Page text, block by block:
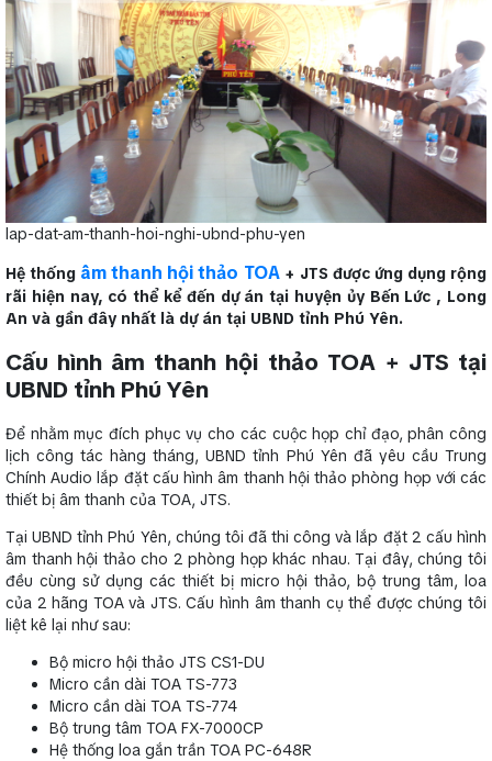
lap-dat-am-thanh-hoi-nghi-ubnd-phu-yen
Hệ thống âm thanh hội thảo TOA+ JTS được ứng dụng rộng
rãi hiện nay, có thể kể đến dự án tại huyện ủy Bến Lức , Long
An và gần đây nhất là dự án tại UBND tỉnh Phú Yên.
Cấu hình âm thanh hội thảo TOA + JTS tại
UBND tỉnh Phú Yên
Để nhằm mục đích phục vụ cho các cuộc họp chỉ đạo, phân công
lịch công tác hàng tháng, UBND tỉnh Phú Yên đã yêu cầu Trung
Chính Audio lắp đặt cấu hình âm thanh hội thảo phòng họp với các
thiết bị âm thanh của TOA, JTS.
Tại UBND tỉnh Phú Yên, chúng tôi đã thi công và lắp đặt 2 cấu hình
âm thanh hội thảo cho 2 phòng họp khác nhau. Tại đây, chúng tôi
đều cùng sử dụng các thiết bị micro hội thảo, bộ trung tâm, loa
của 2 hãng TOA và JTS. Cấu hình âm thanh cụ thể được chúng tôi
liệt kê lại như sau:
Bộ micro hội thảo JTS CS1-DU
Micro cần dài TOA TS-773
Micro cần dài TOA TS-774
Bộ trung tâm TOA FX-7000CP
Hệ thống loa gắn trần TOA PC-648R